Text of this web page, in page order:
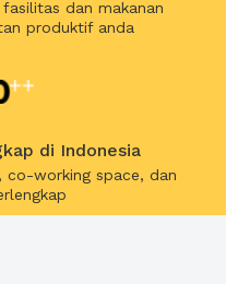
dan makanan
produktif anda
di Indonesia
co-working space, dan